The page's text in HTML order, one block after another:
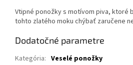
Vtipné ponožky s motívom piva, ktoré
tohto zlatého moku chýbať zaručene
Dodatočné parametre
Kategória: Veselé ponožky